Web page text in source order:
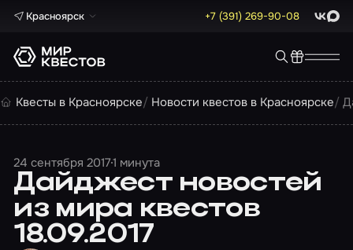
Красноярск +7 (391) 269-90-08 Max
Квесты в Красноярске Новости квестов в Красноярске
24 сентября 20171 минута
Дайджест новостей
из мира квестов
18.09.2017